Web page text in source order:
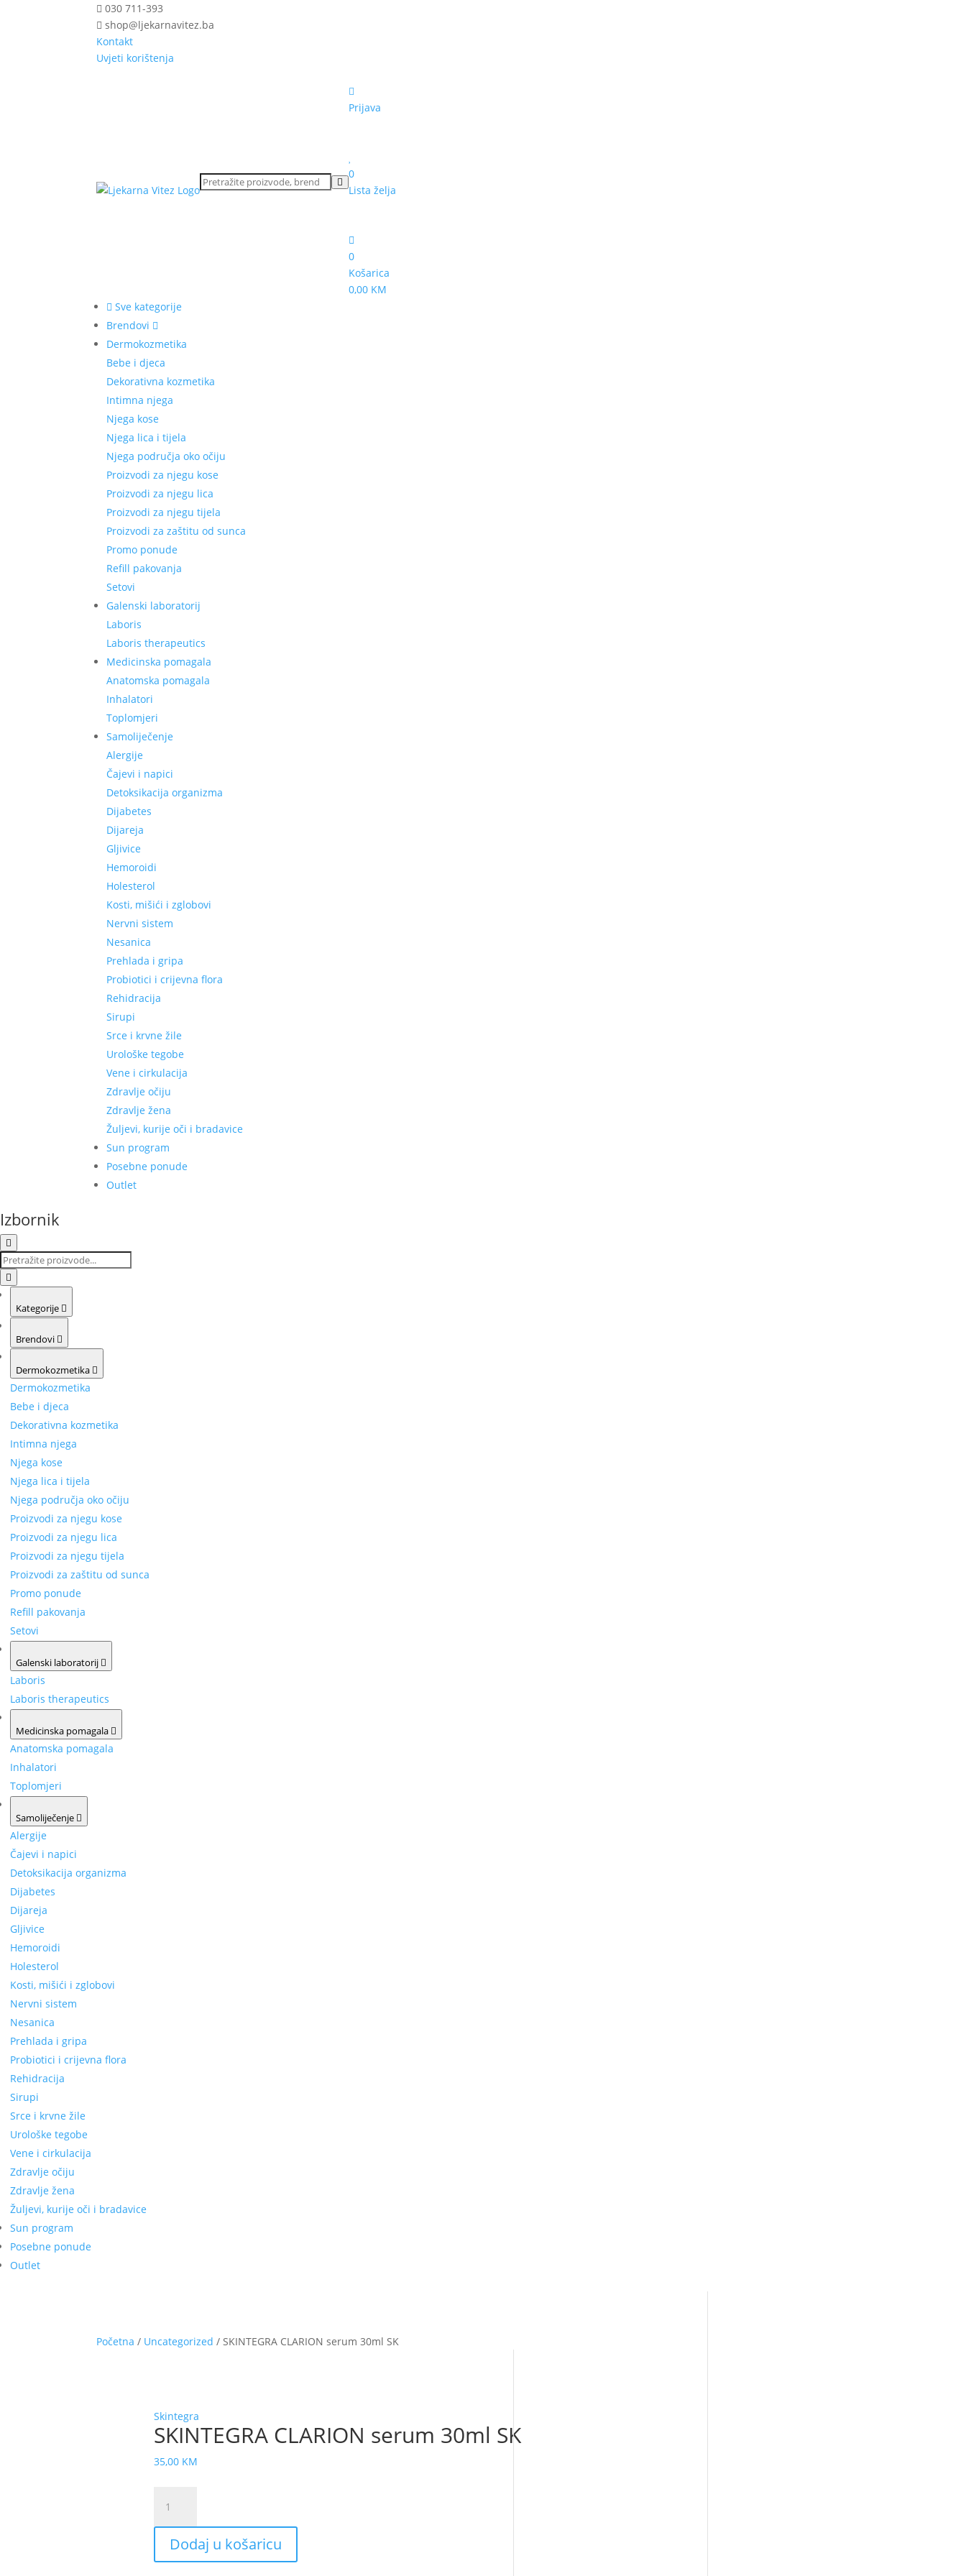
030 711-393
shop@ljekarnavitez.ba
Kontakt
Uvjeti korištenja
Prijava
0
Lista želja
0
Košarica
0,00 KM
Sve kategorije
Brendovi
Dermokozmetika
Bebe i djeca
Dekorativna kozmetika
Intimna njega
Njega kose
Njega lica i tijela
Njega područja oko očiju
Proizvodi za njegu kose
Proizvodi za njegu lica
Proizvodi za njegu tijela
Proizvodi za zaštitu od sunca
Promo ponude
Refill pakovanja
Setovi
Galenski laboratorij
Laboris
Laboris therapeutics
Medicinska pomagala
Anatomska pomagala
Inhalatori
Toplomjeri
Samoliječenje
Alergije
Čajevi i napici
Detoksikacija organizma
Dijabetes
Dijareja
Gljivice
Hemoroidi
Holesterol
Kosti, mišići i zglobovi
Nervni sistem
Nesanica
Prehlada i gripa
Probiotici i crijevna flora
Rehidracija
Sirupi
Srce i krvne žile
Urološke tegobe
Vene i cirkulacija
Zdravlje očiju
Zdravlje žena
Žuljevi, kurije oči i bradavice
Sun program
Posebne ponude
Outlet
Izbornik
Kategorije
Brendovi
Dermokozmetika
Dermokozmetika
Bebe i djeca
Dekorativna kozmetika
Intimna njega
Njega kose
Njega lica i tijela
Njega područja oko očiju
Proizvodi za njegu kose
Proizvodi za njegu lica
Proizvodi za njegu tijela
Proizvodi za zaštitu od sunca
Promo ponude
Refill pakovanja
Setovi
Galenski laboratorij
Laboris
Laboris therapeutics
Medicinska pomagala
Anatomska pomagala
Inhalatori
Toplomjeri
Samoliječenje
Alergije
Čajevi i napici
Detoksikacija organizma
Dijabetes
Dijareja
Gljivice
Hemoroidi
Holesterol
Kosti, mišići i zglobovi
Nervni sistem
Nesanica
Prehlada i gripa
Probiotici i crijevna flora
Rehidracija
Sirupi
Srce i krvne žile
Urološke tegobe
Vene i cirkulacija
Zdravlje očiju
Zdravlje žena
Žuljevi, kurije oči i bradavice
Sun program
Posebne ponude
Outlet
Početna / Uncategorized / SKINTEGRA CLARION serum 30ml SK
Skintegra
SKINTEGRA CLARION serum 30ml SK
35,00 KM
CLARION
serum
30ml
SK
Dodaj u košaricu